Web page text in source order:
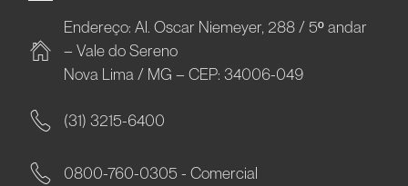
Endereço: Al. Oscar Niemeyer, 288 / 5º andar
– Vale do Sereno
Nova Lima / MG – CEP: 34006-049
(31) 3215-6400
0800-760-0305 - Comercial